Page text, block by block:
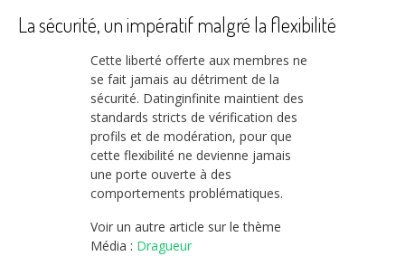
La sécurité, un impératif malgré la flexibilité
Cette liberté offerte aux membres ne
se fait jamais au détriment de la
sécurité. Datinginfinite maintient des
standards stricts de vérification des
profils et de modération, pour que
cette flexibilité ne devienne jamais
une porte ouverte à des
comportements problématiques.
Voir un autre article sur le thème
Média : Dragueur